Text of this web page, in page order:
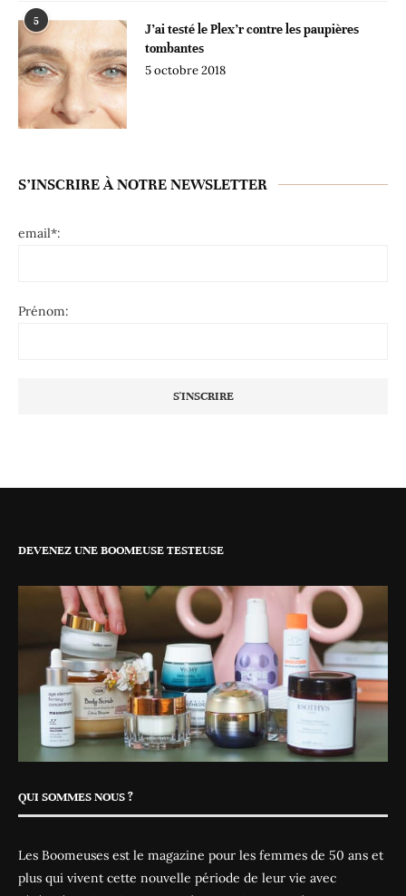
5
J’ai testé le Plex’r contre les paupières
tombantes
5 octobre 2018
S’INSCRIRE À NOTRE NEWSLETTER
email*:
Prénom:
DEVENEZ UNE BOOMEUSE TESTEUSE
QUI SOMMES NOUS ?
Les Boomeuses est le magazine pour les femmes de 50 ans et
plus qui vivent cette nouvelle période de leur vie avec